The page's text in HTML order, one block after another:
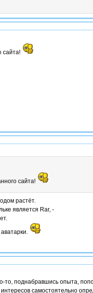
сайта!
сайта!
растёт.
является Rar, -
то, поднабравшись опыта,
самостоятельно